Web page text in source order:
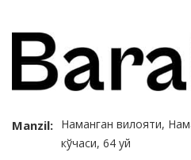
Manzil: Наманган вилояти,
кўчаси, 64 уй